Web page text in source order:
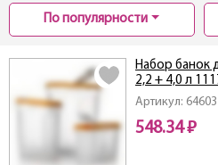
По популярности
Артикул: 64603
Набор банок
2,2 + 4,0 л
548.34 ₽